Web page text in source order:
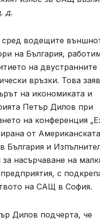
д.
водещите
на България,
на двустранните
връзки. Това
на икономиката и
Петър Дилов при
на конференция
от
България и
за насърчаване на
с
на САЩ в София.
Дилов подчерта, че